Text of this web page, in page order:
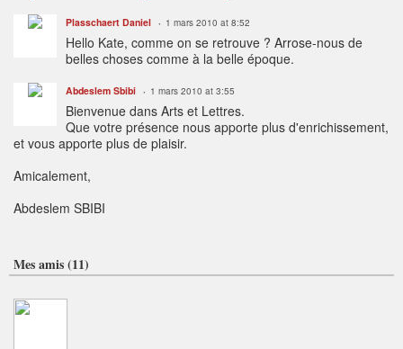
Plasschaert Daniel 1 mars 2010 at 8:52
Hello Kate, comme on se retrouve ? Arrose-nous de
belles choses comme à la belle époque.
Abdeslem Sbibi 1 mars 2010 at 3:55
Bienvenue dans Arts et Lettres.
Que votre présence nous apporte plus d'enrichissement,
et vous apporte plus de plaisir.
Amicalement,
Abdeslem SBIBI
Mes amis (11)